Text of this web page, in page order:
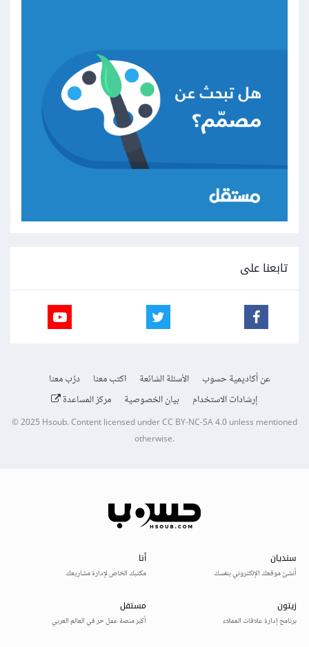
تابعنا على
عن أكاديمية حسوب الأسئلة الشائعة اكتب معنا
درّب معنا
إرشادات الاستخدام
بيان الخصوصية مركز المساعدة
© 2025Hsoub.Content licensed underCC BY-NC-SA 4.0unless mentioned
otherwise.